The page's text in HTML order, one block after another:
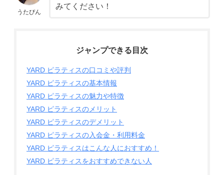
うたぴん
みてください！
ジャンプできる目次
YARD ピラティスの口コミや評判
YARD ピラティスの基本情報
YARD ピラティスの魅力や特徴
YARD ピラティスのメリット
YARD ピラティスのデメリット
YARD ピラティスの入会金・利用料金
YARD ピラティスはこんな人におすすめ！
YARD ピラティスをおすすめできない人